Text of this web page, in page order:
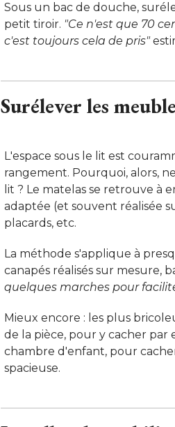
Sous un bac de douche,
petit tiroir. "Ce n'est que 70
c'est toujours cela de pris"
Surélever les
L'espace sous le lit est
rangement. Pourquoi, alors,
lit ? Le matelas se retrouve
adaptée (et souvent réalisée
placards, etc.
La méthode s'applique à
canapés réalisés sur mesure,
quelques marches pour
Mieux encore : les plus
de la pièce, pour y cacher
chambre d'enfant, pour
spacieuse.